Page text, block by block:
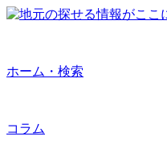
ホーム・検索
コラム